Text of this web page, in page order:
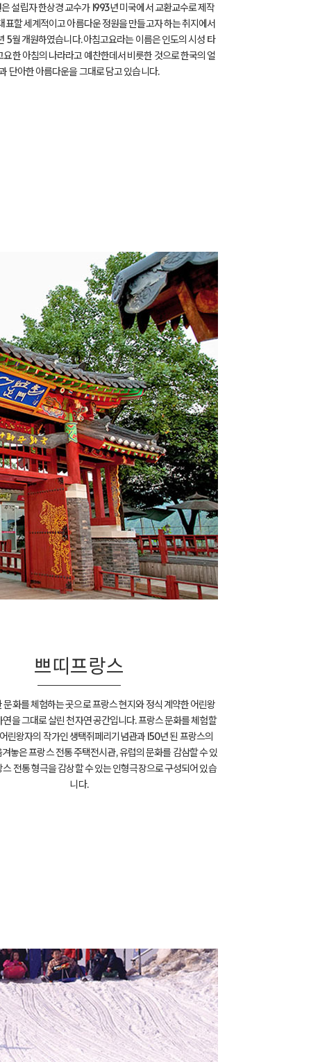
설립자 한상경 교수가 1993년 미국에서 교환교수로 제작
표할 세계적이고 아름다운 정원을 만들고자 하는 취지에서
5월 개원하였습니다. 아침고요라는 이름은 인도의 시성 타
요한 아침의 나라라고 예찬한데서 비릇한 것으로 한국의 얼
단아한 아름다운을 그대로 담고 있습니다.
쁘띠프랑스
문화를 체험하는 곳으로 프랑스 현지와 정식 계약한 어린왕
을 그대로 살린 천자연 공간입니다. 프랑스 문화를 체험할
린왕자의 작가인 생택쥐페리기념관과 150년 된 프랑스의
놓은 프랑스 전통 주택전시관, 유럽의 문화를 감삼할 수 있
전통 형극을 감상할 수 있는 인형극장으로 구성되어 있습
니다.